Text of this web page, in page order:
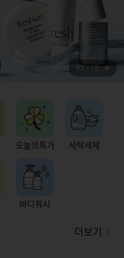
02/13
오늘의특가 세탁세제
바디워시
더보기